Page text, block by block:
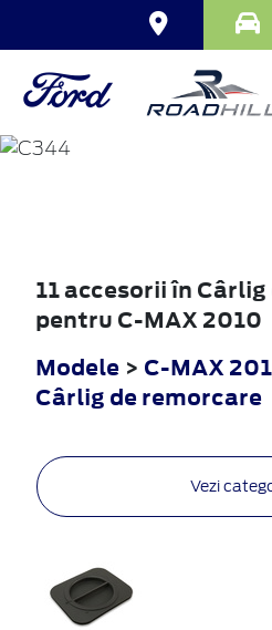
C-MAX
11 accesorii în
pentru C-MAX 2010
Modele > C-MAX
Cârlig de remorcare
Vezi